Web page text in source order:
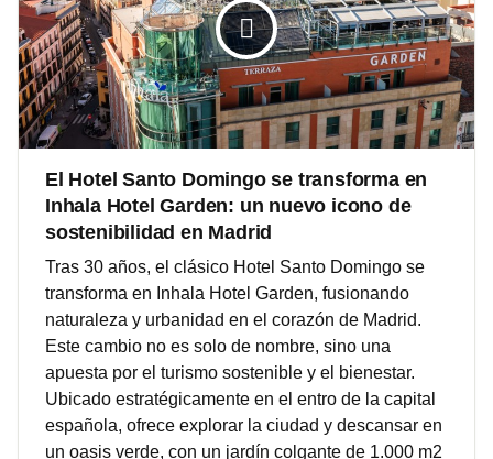
El Hotel Santo Domingo se transforma en
Inhala Hotel Garden: un nuevo icono de
sostenibilidad en Madrid
Tras 30 años, el clásico Hotel Santo Domingo se
transforma en Inhala Hotel Garden, fusionando
naturaleza y urbanidad en el corazón de Madrid.
Este cambio no es solo de nombre, sino una
apuesta por el turismo sostenible y el bienestar.
Ubicado estratégicamente en el entro de la capital
española, ofrece explorar la ciudad y descansar en
un oasis verde, con un jardín colgante de 1.000 m2